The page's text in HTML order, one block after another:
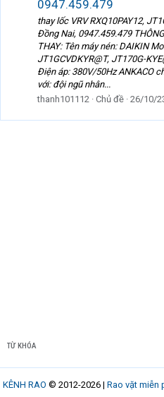
0947.459.479
thay lốc VRV RXQ10PAY12,
Đồng Nai, 0947.459.479
THAY: Tên máy nén: DAIKIN
JT1GCVDKYR@T, JT170G-
Điện áp: 380V/50Hz ANKACO
với: đội ngũ nhân...
thanh101112 Chủ đề 26/10/
TỪ KHÓA
KÊNH RAO © 2012-2026 | Rao vặt miễn